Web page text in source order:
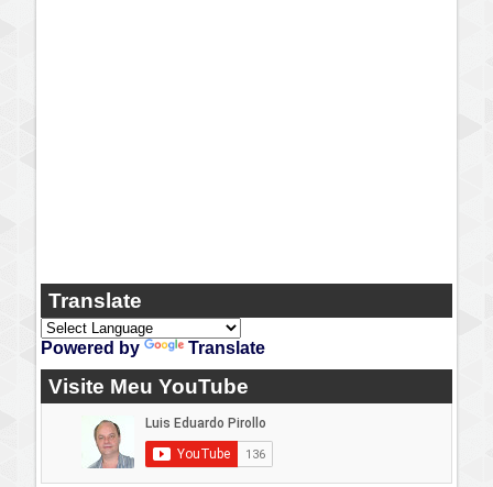
Translate
Powered by Translate
Visite Meu YouTube